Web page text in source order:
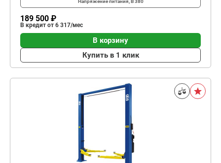
Напряжение питания, В380
189 500 ₽
В кредит от 6 317/мес
В корзину
Купить в 1 клик